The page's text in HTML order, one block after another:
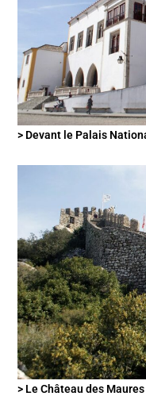
> Devant le Palais
> Le Château des